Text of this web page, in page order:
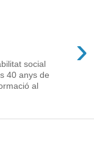
›
social
40 anys de
al